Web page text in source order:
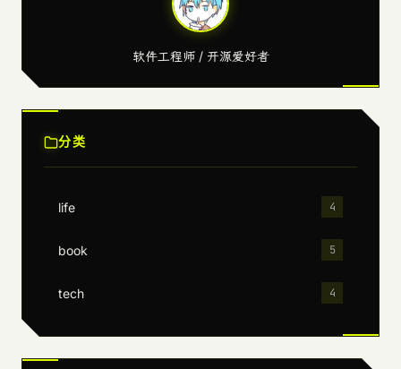
软件工程师 / 开源爱好者
分类
life 4
book 5
tech 4